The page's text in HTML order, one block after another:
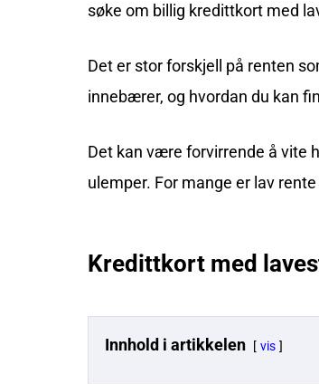
søke om billig kredittkort med
Det er stor forskjell på renten
innebærer, og hvordan du kan
Det kan være forvirrende å vite
ulemper. For mange er lav
Kredittkort med
Innhold i artikkelen vis